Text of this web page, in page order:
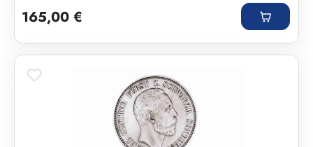
165,00 €